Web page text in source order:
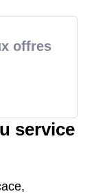
offres
service